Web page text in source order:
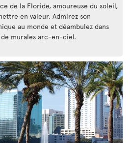
de la Floride, amoureuse du soleil,
en valeur. Admirez son
au monde et déambulez dans
de murales arc-en-ciel.